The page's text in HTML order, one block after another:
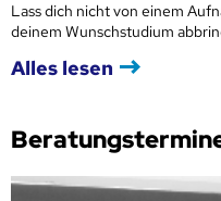
Lass dich nicht von einem
deinem Wunschstudium
Alles lesen